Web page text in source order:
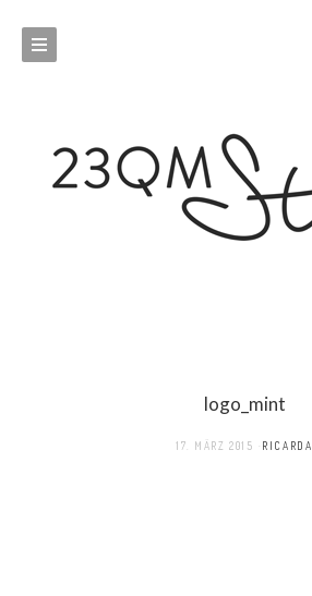
logo_mint
17. MÄRZ 2015 RICARDA